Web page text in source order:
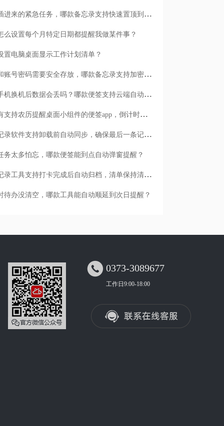
临时插进来的紧急任务，哪款备忘录支持快速置顶到清单首位？
么设置每个月特定日期都提醒我做某件事？
置电脑桌面显示工作计划清单？
日记和账号密码需要安全存放，哪款备忘录支持加密保护？
安卓手机换机后数据会丢吗？哪款便签支持云端自动备份？
有没有支持农历提醒桌面小组件的便签app，倒计时一目了然
哪款记录软件支持卸载前自动同步，确保最后一条记录不丢失？
务太多怕忘，哪款便签能到点自动弹窗提醒？
哪款记录工具支持打卡完成后自动归档，清单保持清爽？
待办没清空，哪款工具能自动顺延到次日提醒？
 0373-3089677
工作日9:00-18:00